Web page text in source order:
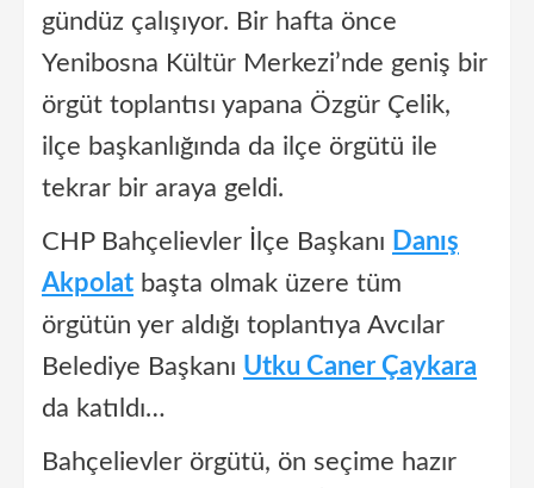
gündüz çalışıyor. Bir hafta önce
Yenibosna Kültür Merkezi’nde geniş bir
örgüt toplantısı yapana Özgür Çelik,
ilçe başkanlığında da ilçe örgütü ile
tekrar bir araya geldi.
CHP Bahçelievler İlçe Başkanı Danış
Akpolat başta olmak üzere tüm
örgütün yer aldığı toplantıya Avcılar
Belediye Başkanı Utku Caner Çaykara
da katıldı…
Bahçelievler örgütü, ön seçime hazır